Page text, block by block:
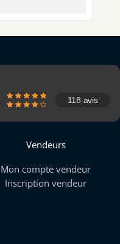
118 avis
Vendeurs
Mon compte vendeur
Inscription vendeur